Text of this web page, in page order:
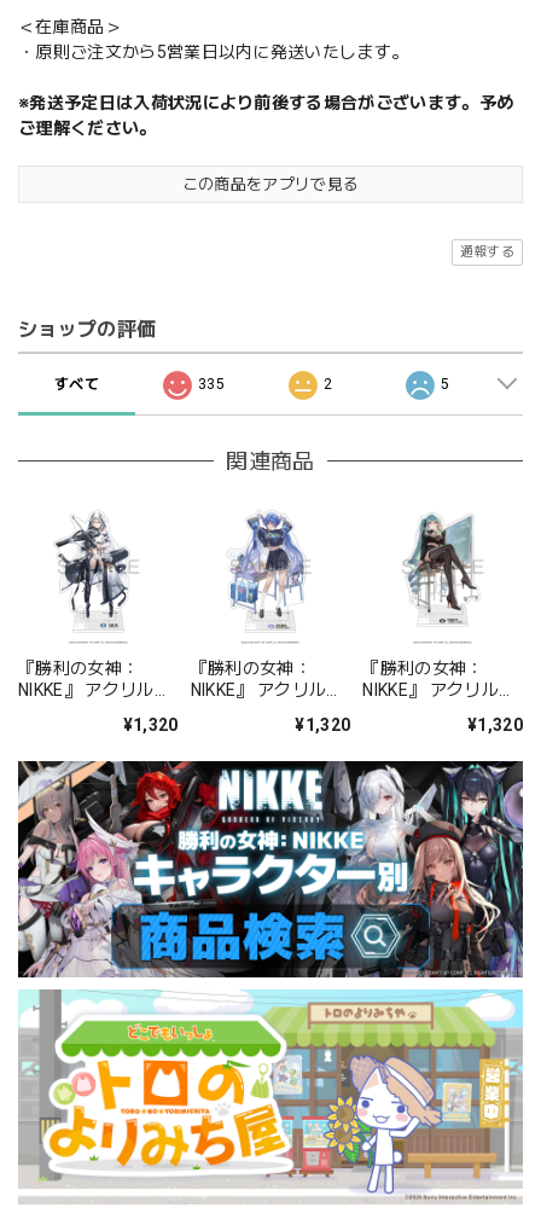
＜在庫商品＞
・原則ご注文から5営業日以内に発送いたします。
※発送予定日は入荷状況により前後する場合がございます。予め
ご理解ください。
この商品をアプリで見る
通報する
ショップの評価
すべて 335 2 5
関連商品
『勝利の女神：
NIKKE』 アクリルス
¥1,320
『勝利の女神：
NIKKE』 アクリルス
ォーチュンメイト
¥1,320
『勝利の女神：
NIKKE』 アクリルス
シャープレッスン
¥1,320